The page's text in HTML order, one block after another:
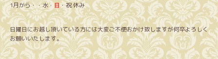
1月から・・水・日・祝 休み
日曜日にお越し頂いている方には大変ご不便おかけ致しますが何卒よろしく
お願いいたします。